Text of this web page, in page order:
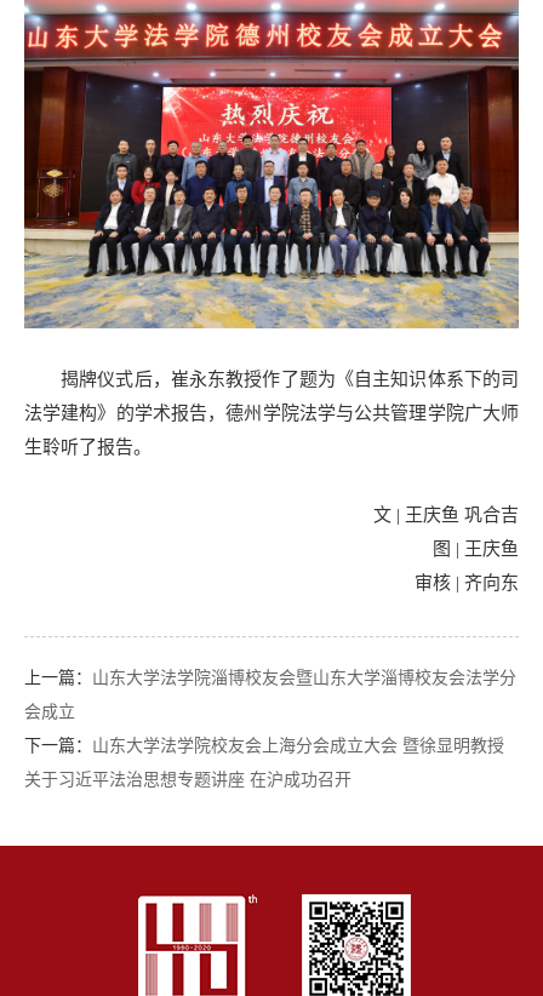
揭牌仪式后，崔永东教授作了题为《自主知识体系下的司
法学建构》的学术报告，德州学院法学与公共管理学院广大师
生聆听了报告。
文 | 王庆鱼 巩合吉
图 | 王庆鱼
审核 | 齐向东
上一篇： 山东大学法学院淄博校友会暨山东大学淄博校友会法学分
会成立
下一篇： 山东大学法学院校友会上海分会成立大会 暨徐显明教授
关于习近平法治思想专题讲座 在沪成功召开